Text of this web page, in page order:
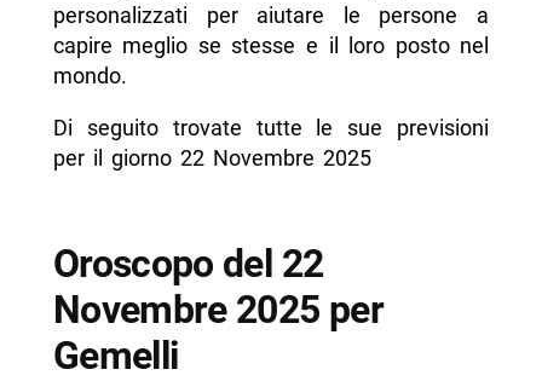
personalizzati per aiutare le persone a
capire meglio se stesse e il loro posto nel
mondo.
Di seguito trovate tutte le sue previsioni
per il giorno 22 Novembre 2025
Oroscopo del 22
Novembre 2025 per
Gemelli